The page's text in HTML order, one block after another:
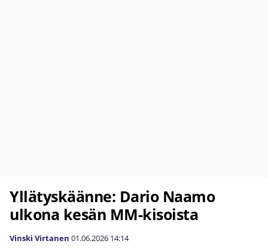
Yllätyskäänne: Dario Naamo
ulkona kesän MM-kisoista
Vinski Virtanen 01.06.2026 14:14